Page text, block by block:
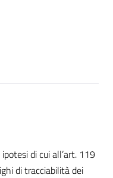
di cui all’art. 119
di tracciabilità dei